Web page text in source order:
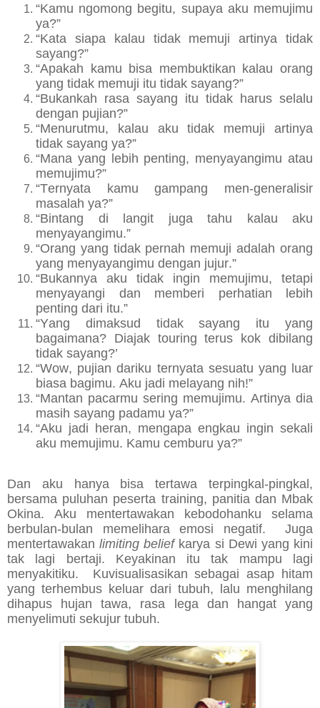
“Kamu ngomong begitu, supaya aku memujimu
ya?”
“Kata siapa kalau tidak memuji artinya tidak
sayang?”
“Apakah kamu bisa membuktikan kalau orang
yang tidak memuji itu tidak sayang?”
“Bukankah rasa sayang itu tidak harus selalu
dengan pujian?”
“Menurutmu, kalau aku tidak memuji artinya
tidak sayang ya?”
“Mana yang lebih penting, menyayangimu atau
memujimu?”
“Ternyata kamu gampang men-generalisir
masalah ya?”
“Bintang di langit juga tahu kalau aku
menyayangimu.”
“Orang yang tidak pernah memuji adalah orang
yang menyayangimu dengan jujur.”
“Bukannya aku tidak ingin memujimu, tetapi
menyayangi dan memberi perhatian lebih
penting dari itu.”
“Yang dimaksud tidak sayang itu yang
bagaimana? Diajak touring terus kok dibilang
tidak sayang?’
“Wow, pujian dariku ternyata sesuatu yang luar
biasa bagimu. Aku jadi melayang nih!”
“Mantan pacarmu sering memujimu. Artinya dia
masih sayang padamu ya?”
“Aku jadi heran, mengapa engkau ingin sekali
aku memujimu. Kamu cemburu ya?”
Dan aku hanya bisa tertawa terpingkal-pingkal,
bersama puluhan peserta training, panitia dan Mbak
Okina. Aku mentertawakan kebodohanku selama
berbulan-bulan memelihara emosi negatif. Juga
mentertawakanlimiting belief karya si Dewi yang kini
tak lagi bertaji. Keyakinan itu tak mampu lagi
menyakitiku. Kuvisualisasikan sebagai asap hitam
yang terhembus keluar dari tubuh, lalu menghilang
dihapus hujan tawa, rasa lega dan hangat yang
menyelimuti sekujur tubuh.